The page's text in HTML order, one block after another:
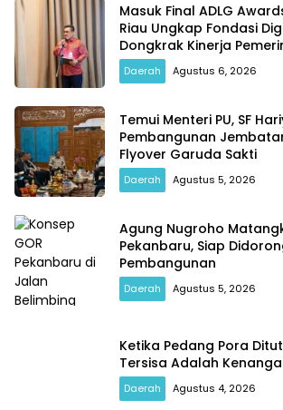
Masuk Final ADLG
Riau Ungkap Fondasi
Dongkrak Kinerja
Daerah Agustus 6, 2026
Temui Menteri PU, SF
Pembangunan
Flyover Garuda Sakti
Daerah Agustus 5, 2026
Agung Nugroho
Pekanbaru, Siap
Pembangunan
Daerah Agustus 5, 2026
Ketika Pedang Pora
Tersisa Adalah
Daerah Agustus 4, 2026